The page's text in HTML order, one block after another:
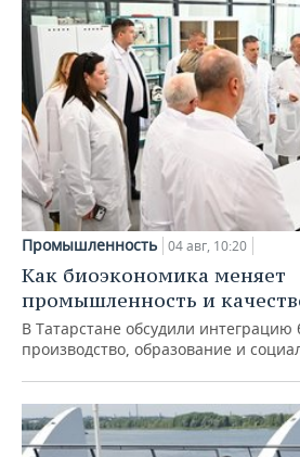
Промышленность 04 авг, 10:20
Как биоэкономика меняет
промышленность и
В Татарстане обсудили интеграцию
производство, образование и